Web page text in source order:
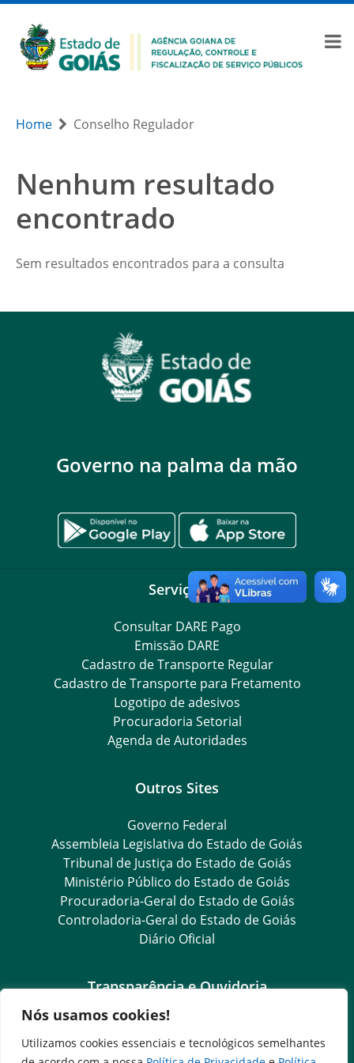
Nós usamos cookies!
Utilizamos cookies essenciais e tecnológicos semelhantes
Home Conselho Regulador
Nenhum resultado
encontrado
Sem resultados encontrados para a consulta
Governo na palma da mão
Serviços
Consultar DARE Pago
Emissão DARE
Cadastro de Transporte Regular
Cadastro de Transporte para Fretamento
Logotipo de adesivos
Procuradoria Setorial
Agenda de Autoridades
Outros Sites
Governo Federal
Assembleia Legislativa do Estado de Goiás
Tribunal de Justiça do Estado de Goiás
Ministério Público do Estado de Goiás
Procuradoria-Geral do Estado de Goiás
Controladoria-Geral do Estado de Goiás
Diário Oficial
Transparência e Ouvidoria
LGPD
Goiás Transparência